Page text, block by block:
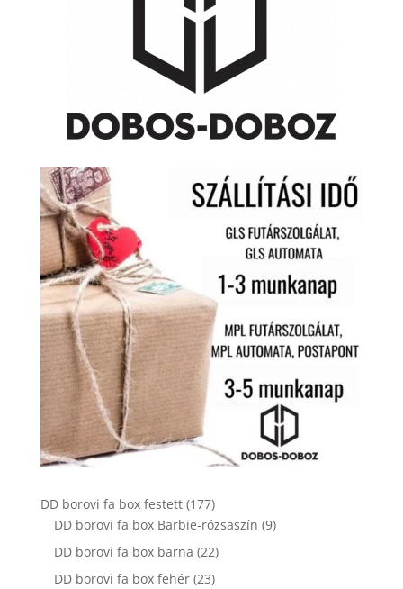
DD borovi fa box festett 177177
termék
DD borovi fa box Barbie-rózsaszín 99
DD borovi fa box barna 2222
termék
DD borovi fa box fehér 2323